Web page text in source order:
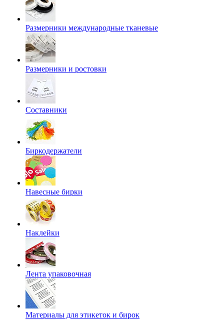
Размерники международные тканевые
Размерники и ростовки
Составники
Биркодержатели
Навесные бирки
Наклейки
Лента упаковочная
Материалы для этикеток и бирок